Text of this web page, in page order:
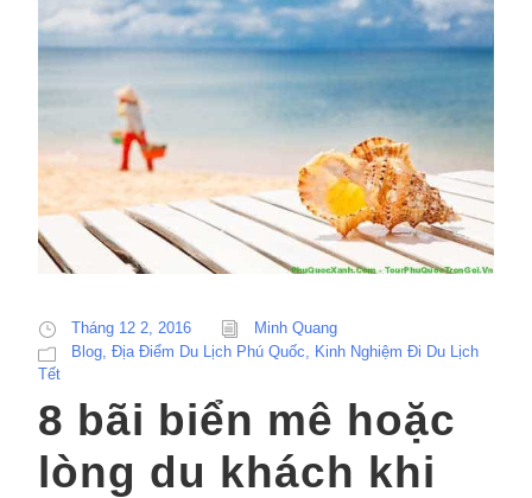
Tháng 12 2, 2016
Minh Quang
Blog, Địa Điểm Du Lịch Phú Quốc, Kinh Nghiệm Đi Du Lịch
Tết
8 bãi biển mê hoặc
lòng du khách khi